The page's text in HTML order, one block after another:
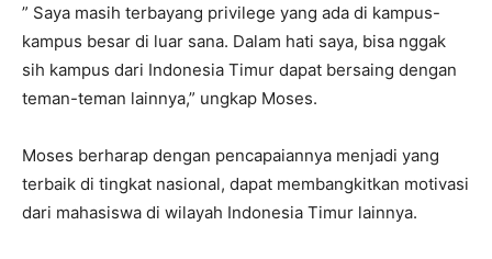
” Saya masih terbayang privilege yang ada di kampus-
kampus besar di luar sana. Dalam hati saya, bisa nggak
sih kampus dari Indonesia Timur dapat bersaing dengan
teman-teman lainnya,” ungkap Moses.
Moses berharap dengan pencapaiannya menjadi yang
terbaik di tingkat nasional, dapat membangkitkan motivasi
dari mahasiswa di wilayah Indonesia Timur lainnya.